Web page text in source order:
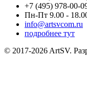
+7 (495) 978-00-
Пн-Пт 9.00 -
info@artsvcom.ru
подробнее тут
© 2017-2026 ArtSV.